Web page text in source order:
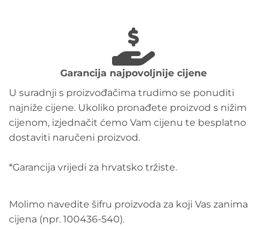
Garancija najpovoljnije cijene
U suradnji s proizvođačima trudimo se ponuditi
najniže cijene. Ukoliko pronađete proizvod s nižim
cijenom, izjednačit ćemo Vam cijenu te besplatno
dostaviti naručeni proizvod.
*Garancija vrijedi za hrvatsko tržiste.
Molimo navedite šifru proizvoda za koji Vas zanima
cijena (npr. 100436-540).